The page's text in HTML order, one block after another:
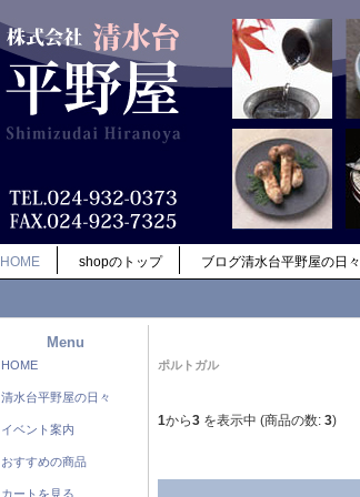
HOME shopのトップ ブログ清水台平野屋の日々
Menu
HOME
清水台平野屋の日々
イベント案内
おすすめの商品
カートを見る
ポルトガル
1から3 を表示中 (商品の数: 3)